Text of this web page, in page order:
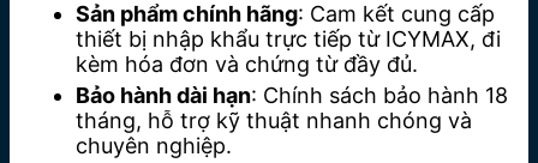
Sản phẩm chính hãng: Cam kết cung cấp
thiết bị nhập khẩu trực tiếp từ ICYMAX, đi
kèm hóa đơn và chứng từ đầy đủ.
Bảo hành dài hạn: Chính sách bảo hành 18
tháng, hỗ trợ kỹ thuật nhanh chóng và
chuyên nghiệp.